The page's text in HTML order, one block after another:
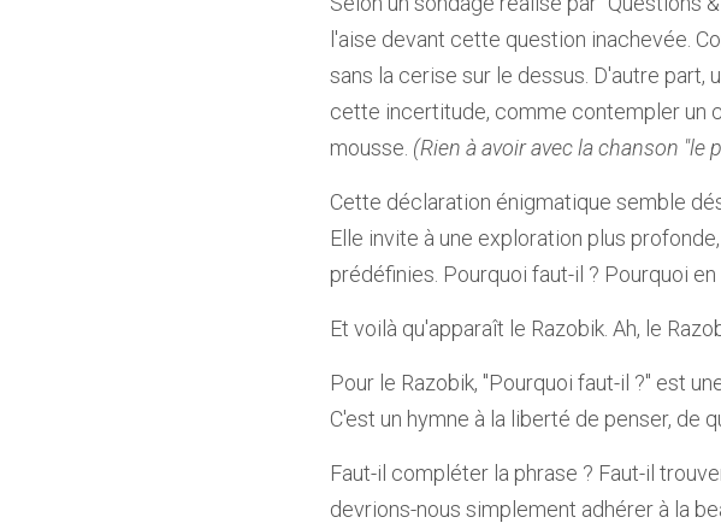
l'aise devant cette question inachevée.
sans la cerise sur le dessus. D'autre
cette incertitude, comme contempler un
mousse. (Rien à avoir avec la chanson
Cette déclaration énigmatique semble
Elle invite à une exploration plus
prédéfinies. Pourquoi faut-il ? Pourquoi en
Et voilà qu'apparaît le Razobik. Ah, le
Pour le Razobik, "Pourquoi faut-il ?" est
C'est un hymne à la liberté de penser, de
Faut-il compléter la phrase ? Faut-il
devrions-nous simplement adhérer à la